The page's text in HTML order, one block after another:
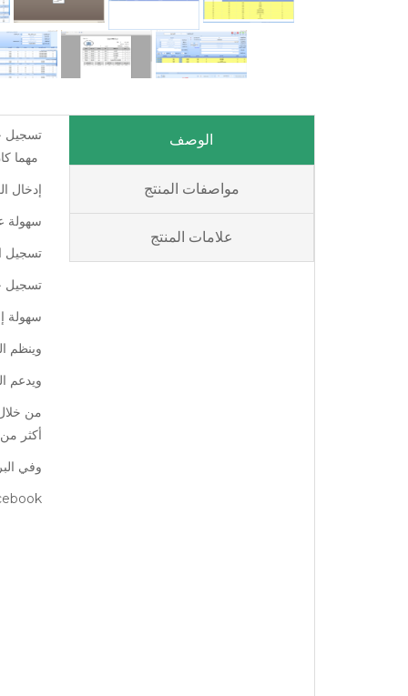
الوصف
مواصفات المنتج
علامات المنتج
تسجيل
مهما
إدخال
سهولة
تسجيل
تسجيل
سهولة
وينظم
ويدعم
من
أكثر
وفي